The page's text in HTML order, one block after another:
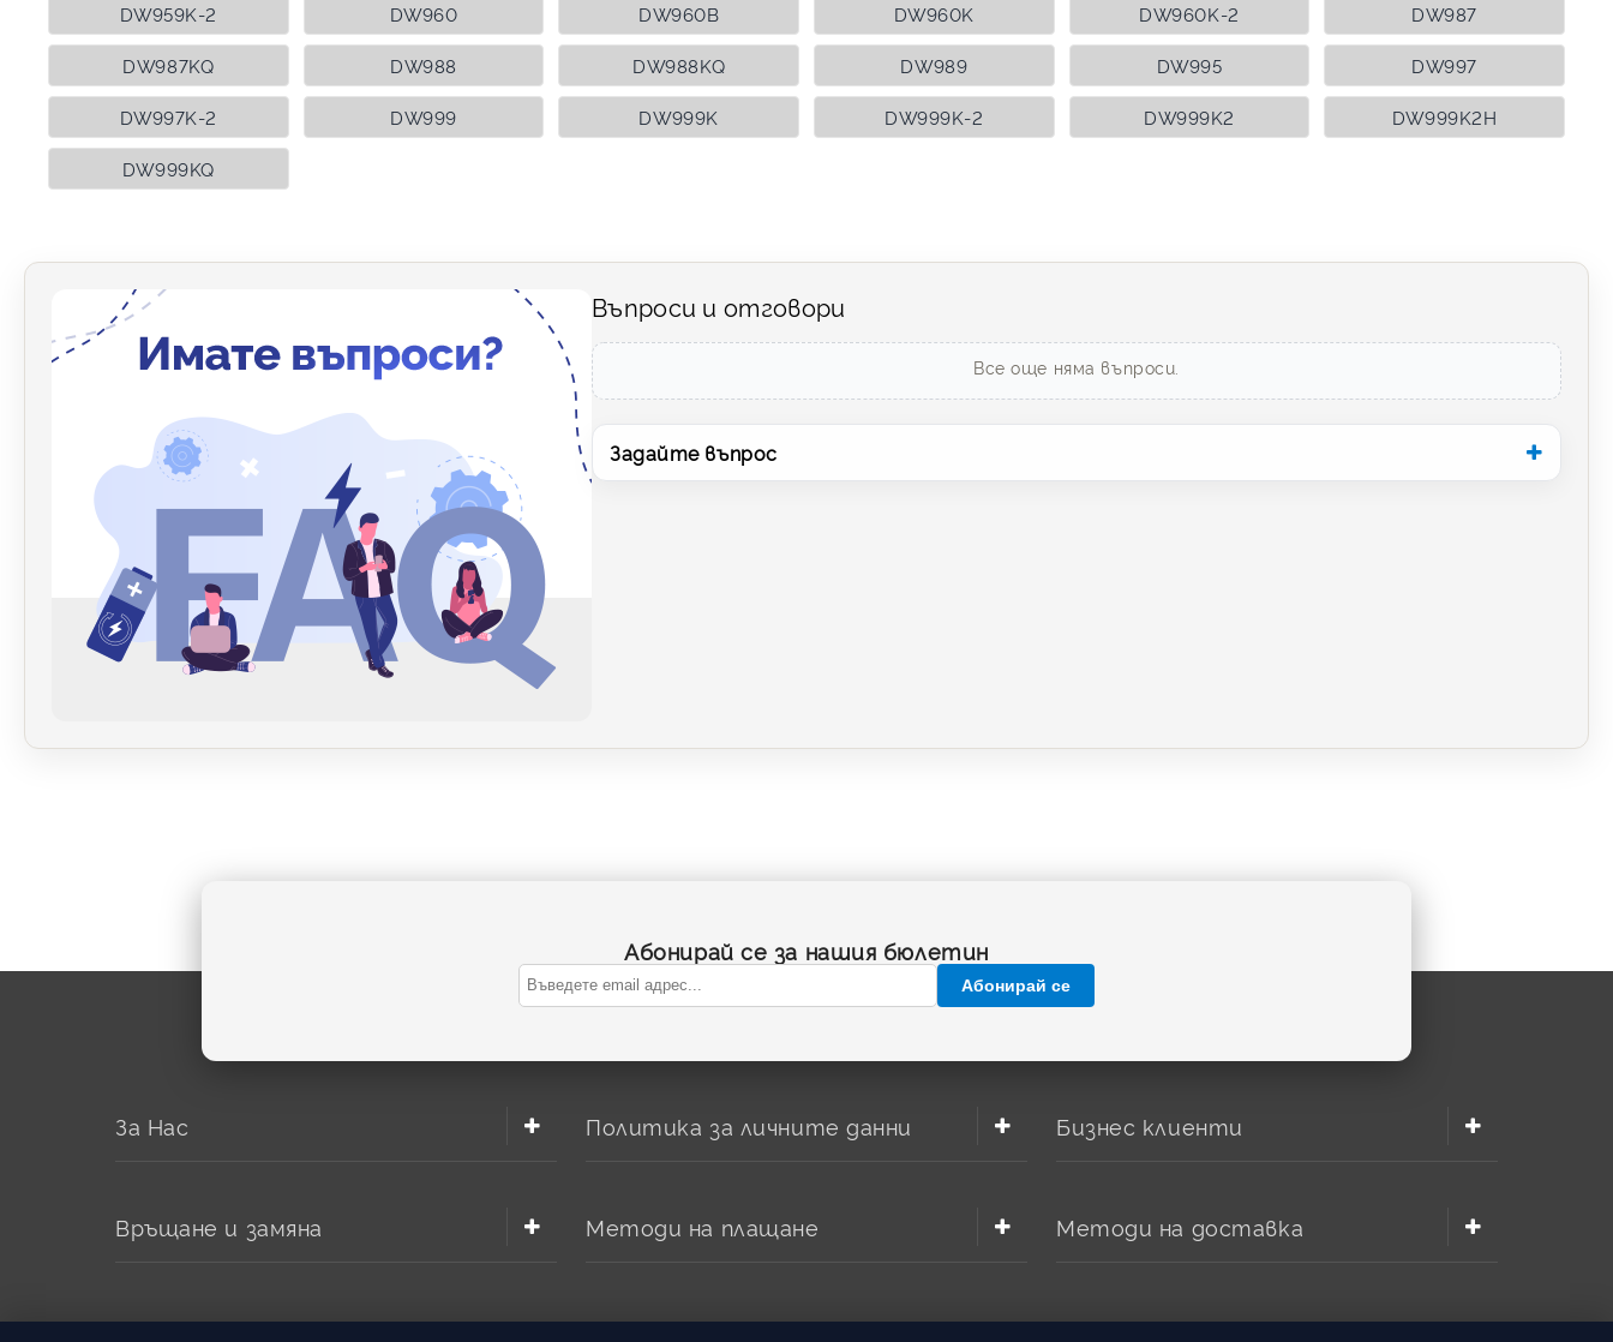
DW959K-2 DW960 DW960B DW960K DW960K-2 DW987
DW987KQ DW988 DW988KQ DW989 DW995 DW997
DW997K-2 DW999 DW999K DW999K-2 DW999K2 DW999K2H
DW999KQ
Въпроси и отговори
Все още няма въпроси.
Задайте въпрос
Абонирай се за нашия бюлетин
Абонирай се
За Нас Политика за личните данни Бизнес клиенти
Връщане и замяна Методи на плащане Методи на доставка